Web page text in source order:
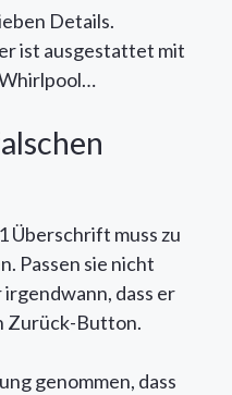
Details.
ist ausgestattet mit
Überschrift muss zu
Passen sie nicht
dass er
Zurück-Button.
genommen, dass